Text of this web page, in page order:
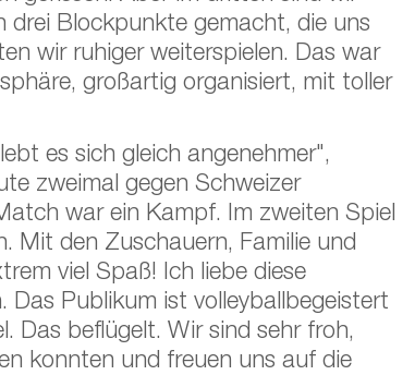
Blockpunkte gemacht, die uns
wir ruhiger weiterspielen. Das war
großartig organisiert, mit toller
es sich gleich angenehmer",
zweimal gegen Schweizer
war ein Kampf. Im zweiten Spiel
Mit den Zuschauern, Familie und
viel Spaß! Ich liebe diese
Das Publikum ist volleyballbegeistert
Das beflügelt. Wir sind sehr froh,
konnten und freuen uns auf die